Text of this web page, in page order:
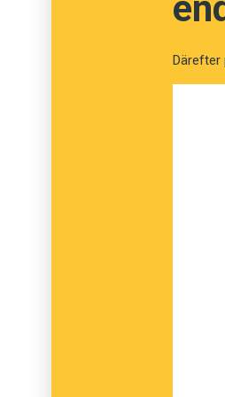
Händelserna riktade
kontrajihadisme
Därefter